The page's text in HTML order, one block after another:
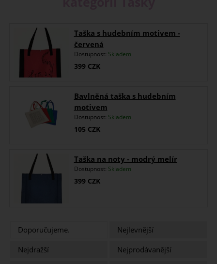
Taška s hudebním motivem -
červená
Dostupnost: Skladem
399 CZK
Bavlněná taška s hudebním
motivem
Dostupnost: Skladem
105 CZK
Taška na noty - modrý melír
Dostupnost: Skladem
399 CZK
Doporučujeme.
Nejlevnější
Nejdražší
Nejprodávanější